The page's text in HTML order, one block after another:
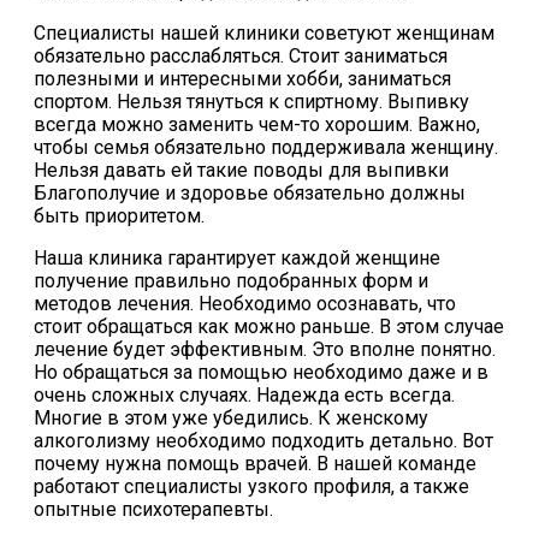
Специалисты нашей клиники советуют женщинам
обязательно расслабляться. Стоит заниматься
полезными и интересными хобби, заниматься
спортом. Нельзя тянуться к спиртному. Выпивку
всегда можно заменить чем-то хорошим. Важно,
чтобы семья обязательно поддерживала женщину.
Нельзя давать ей такие поводы для выпивки
Благополучие и здоровье обязательно должны
быть приоритетом.
Наша клиника гарантирует каждой женщине
получение правильно подобранных форм и
методов лечения. Необходимо осознавать, что
стоит обращаться как можно раньше. В этом случае
лечение будет эффективным. Это вполне понятно.
Но обращаться за помощью необходимо даже и в
очень сложных случаях. Надежда есть всегда.
Многие в этом уже убедились. К женскому
алкоголизму необходимо подходить детально. Вот
почему нужна помощь врачей. В нашей команде
работают специалисты узкого профиля, а также
опытные психотерапевты.